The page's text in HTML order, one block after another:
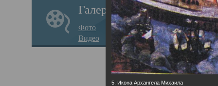
Галерея
Фото
Видео
5. Икона Архангела Михаила